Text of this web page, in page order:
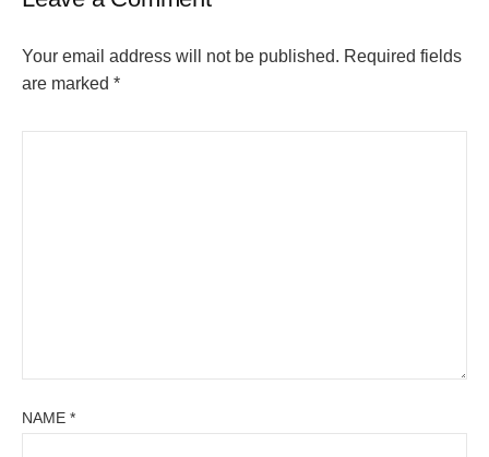
Your email address will not be published. Required fields
are marked *
NAME *